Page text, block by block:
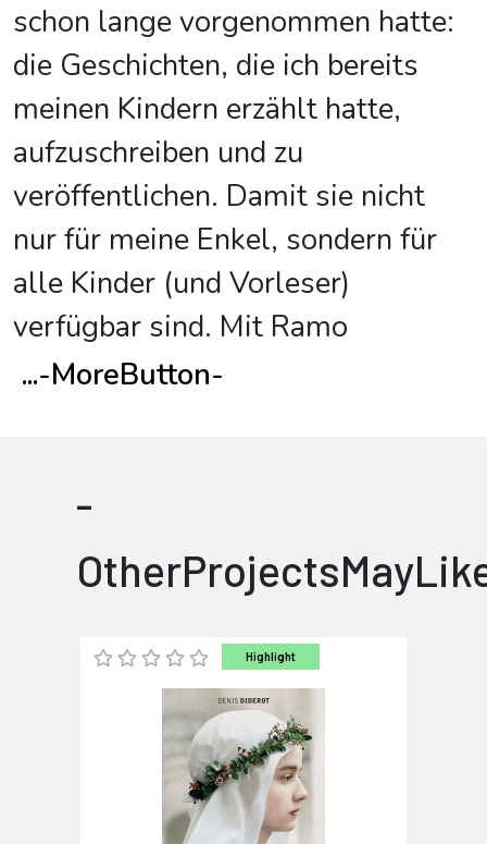
schon lange vorgenommen hatte:
die Geschichten, die ich bereits
meinen Kindern erzählt hatte,
aufzuschreiben und zu
veröffentlichen. Damit sie nicht
nur für meine Enkel, sondern für
alle Kinder (und Vorleser)
verfügbar sind. Mit Ramo
...-MoreButton-
-
Highlight